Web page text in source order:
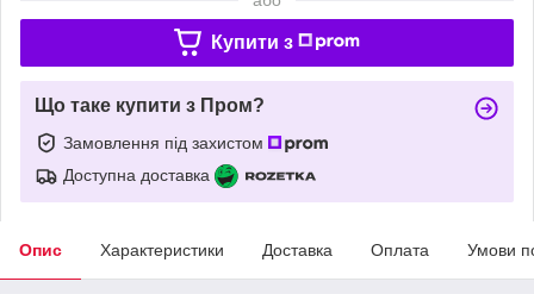
Купити з
Що таке купити з Пром?
Замовлення під захистом
Доступна доставка
Опис Характеристики Доставка Оплата Умови